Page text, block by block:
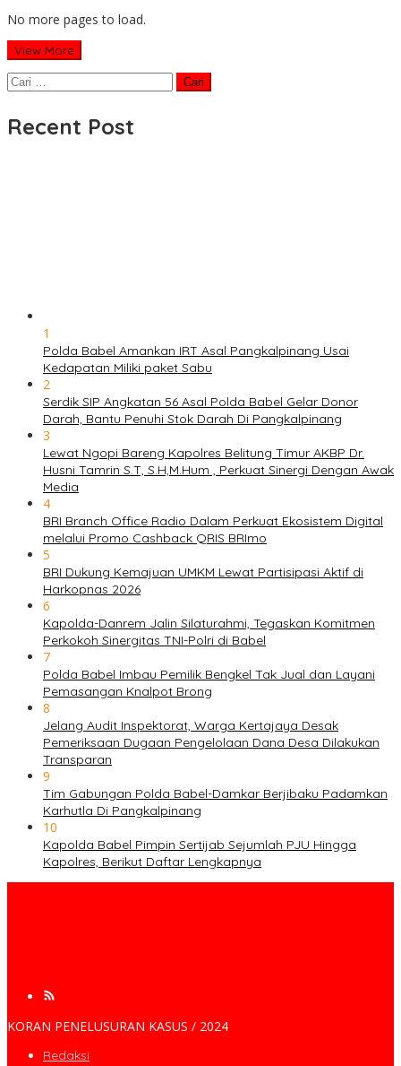
No more pages to load.
View More
Cari
untuk:
Recent Post
1
Polda Babel Amankan IRT Asal Pangkalpinang Usai
Kedapatan Miliki paket Sabu
2
Serdik SIP Angkatan 56 Asal Polda Babel Gelar Donor
Darah, Bantu Penuhi Stok Darah Di Pangkalpinang
3
Lewat Ngopi Bareng Kapolres Belitung Timur AKBP Dr.
Husni Tamrin S.T, S.H,M.Hum , Perkuat Sinergi Dengan Awak
Media
4
BRI Branch Office Radio Dalam Perkuat Ekosistem Digital
melalui Promo Cashback QRIS BRImo
5
BRI Dukung Kemajuan UMKM Lewat Partisipasi Aktif di
Harkopnas 2026
6
Kapolda-Danrem Jalin Silaturahmi, Tegaskan Komitmen
Perkokoh Sinergitas TNI-Polri di Babel
7
Polda Babel Imbau Pemilik Bengkel Tak Jual dan Layani
Pemasangan Knalpot Brong
8
Jelang Audit Inspektorat, Warga Kertajaya Desak
Pemeriksaan Dugaan Pengelolaan Dana Desa Dilakukan
Transparan
9
Tim Gabungan Polda Babel-Damkar Berjibaku Padamkan
Karhutla Di Pangkalpinang
10
Kapolda Babel Pimpin Sertijab Sejumlah PJU Hingga
Kapolres, Berikut Daftar Lengkapnya
KORAN PENELUSURAN KASUS / 2024
Redaksi